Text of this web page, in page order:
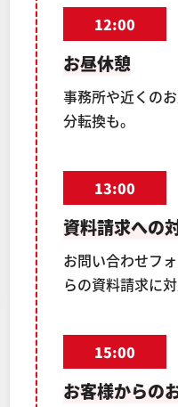
12:00
お昼休憩
事務所や近くの
分転換も。
13:00
資料請求への
お問い合わせフ
らの資料請求に対
15:00
お客様からの